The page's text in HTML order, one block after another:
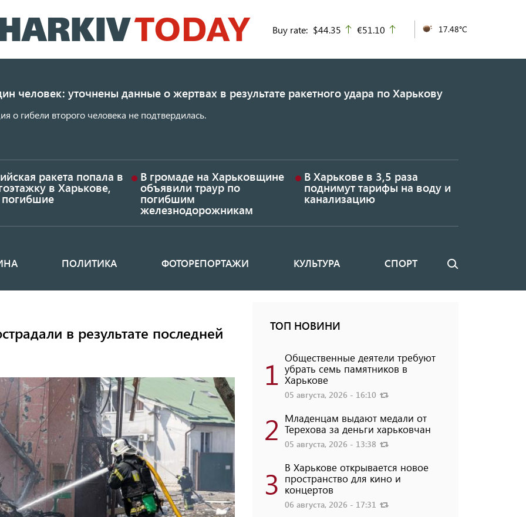
к
основному
Buy rate: $44.35 up
€51.10 17.48°C
человек: уточнены данные о жертвах в результате ракетного удара по Харькову
о гибели второго человека не подтвердилась.
ракета попала в
в Харькове,
погибшие
В громаде на Харьковщине
объявили траур по
погибшим
железнодорожникам
В Харькове в 3,5 раза
поднимут тарифы на воду и
канализацию
ПОЛИТИКА ФОТОРЕПОРТАЖИ КУЛЬТУРА СПОРТ Поиск
в результате последней
ТОП НОВИНИ
1 Общественные деятели требуют
убрать семь памятников в
Харькове
05 августа, 2026 - 16:10
2 Младенцам выдают медали от
Терехова за деньги харьковчан
05 августа, 2026 - 13:38
3 В Харькове открывается новое
пространство для кино и
концертов
06 августа, 2026 - 17:31